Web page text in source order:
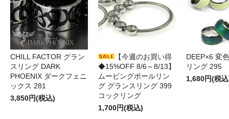
CHILL FACTOR グラン
スリング DARK
PHOENIX ダークフェニ
ックス 281
3,850円(税込)
【今週のお買い得
◆15%OFF 8/6～8/13】
ムービングボールリン
グ グランスリング 399
コックリング
1,700円(税込)
DEEP×6 変
リング 295
1,680円(税